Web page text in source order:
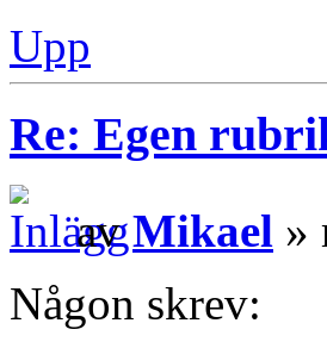
Upp
Re: Egen
avMikael »
Någon skrev: